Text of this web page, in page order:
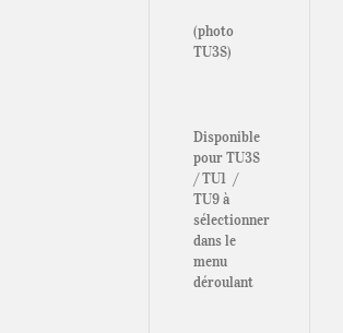
(photo
TU3S)
Disponible
pour TU3S
/ TU1 /
TU9 à
sélectionner
dans le
menu
déroulant